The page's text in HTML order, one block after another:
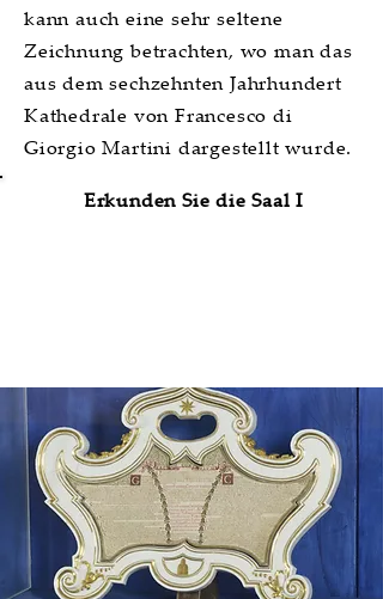
kann auch eine sehr seltene
Zeichnung betrachten, wo man das
aus dem sechzehnten Jahrhundert
Kathedrale von Francesco di
Giorgio Martini dargestellt wurde.
Erkunden Sie die Saal I